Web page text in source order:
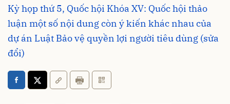
Kỳ họp thứ 5, Quốc hội Khóa XV: Quốc hội thảo
luận một số nội dung còn ý kiến khác nhau của
dự án Luật Bảo vệ quyền lợi người tiêu dùng (sửa
đổi)